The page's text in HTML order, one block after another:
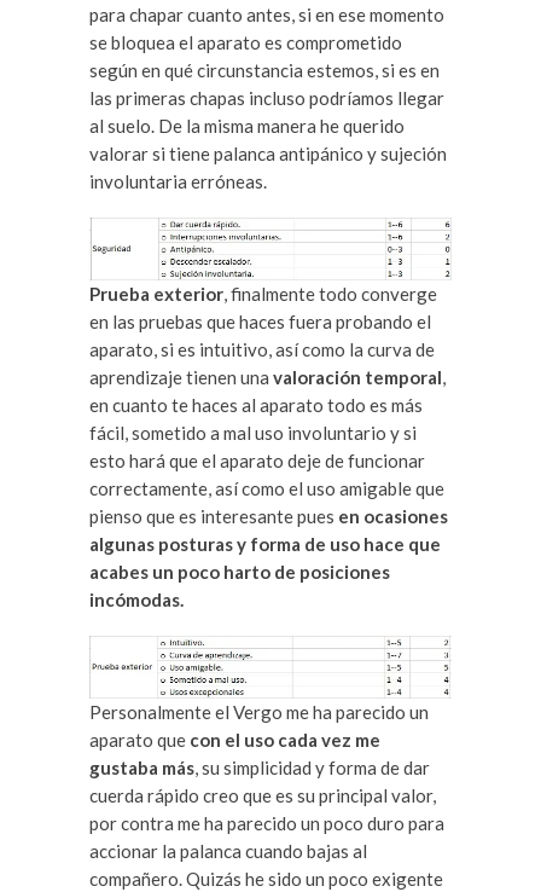
para chapar cuanto antes, si en ese momento
se bloquea el aparato es comprometido
según en qué circunstancia estemos, si es en
las primeras chapas incluso podríamos llegar
al suelo. De la misma manera he querido
valorar si tiene palanca antipánico y sujeción
involuntaria erróneas.
Prueba exterior, finalmente todo converge
en las pruebas que haces fuera probando el
aparato, si es intuitivo, así como la curva de
aprendizaje tienen una valoración temporal,
en cuanto te haces al aparato todo es más
fácil, sometido a mal uso involuntario y si
esto hará que el aparato deje de funcionar
correctamente, así como el uso amigable que
pienso que es interesante pues en ocasiones
algunas posturas y forma de uso hace que
acabes un poco harto de posiciones
incómodas.
Personalmente el Vergo me ha parecido un
aparato que con el uso cada vez me
gustaba más, su simplicidad y forma de dar
cuerda rápido creo que es su principal valor,
por contra me ha parecido un poco duro para
accionar la palanca cuando bajas al
compañero. Quizás he sido un poco exigente